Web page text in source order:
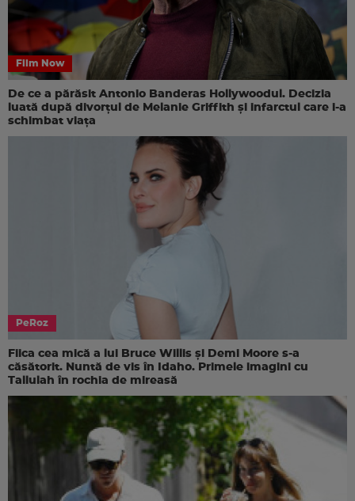
Film Now
De ce a părăsit Antonio Banderas Hollywoodul. Decizia
luată după divorțul de Melanie Griffith și infarctul care i-a
schimbat viața
PeRoz
Fiica cea mică a lui Bruce Willis și Demi Moore s-a
căsătorit. Nuntă de vis în Idaho. Primele imagini cu
Tallulah în rochia de mireasă